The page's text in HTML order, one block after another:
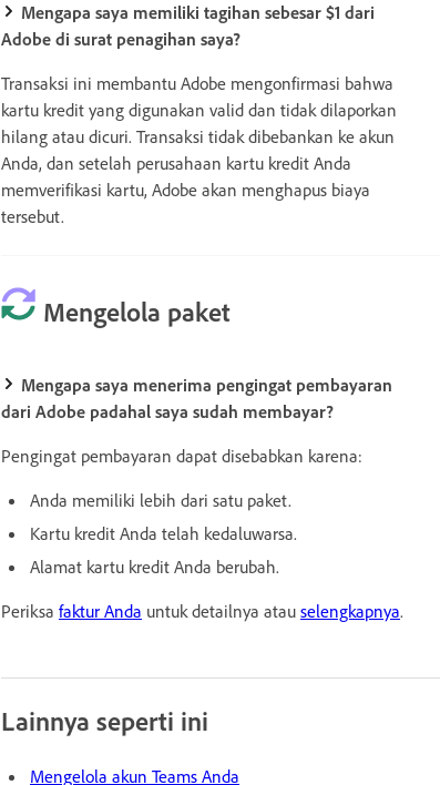
Mengapa saya memiliki tagihan sebesar $1 dari
Adobe di surat penagihan saya?
Transaksi ini membantu Adobe mengonfirmasi bahwa
kartu kredit yang digunakan valid dan tidak dilaporkan
hilang atau dicuri. Transaksi tidak dibebankan ke akun
Anda, dan setelah perusahaan kartu kredit Anda
memverifikasi kartu, Adobe akan menghapus biaya
tersebut.
Mengelola paket
Mengapa saya menerima pengingat pembayaran
dari Adobe padahal saya sudah membayar?
Pengingat pembayaran dapat disebabkan karena:
Anda memiliki lebih dari satu paket.
Kartu kredit Anda telah kedaluwarsa.
Alamat kartu kredit Anda berubah.
Periksa faktur Anda untuk detailnya atau selengkapnya.
Lainnya seperti ini
Mengelola akun Teams Anda